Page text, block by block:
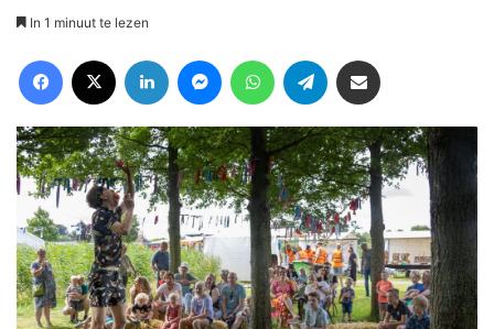
In 1 minuut te lezen